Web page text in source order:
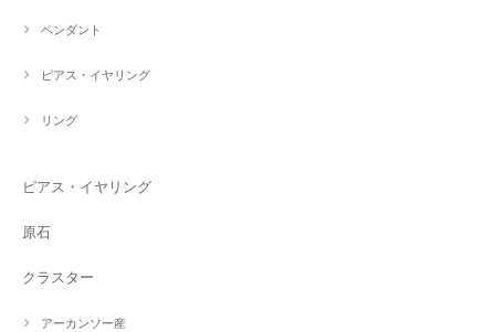
ペンダント
ピアス・イヤリング
リング
ピアス・イヤリング
原石
クラスター
アーカンソー産